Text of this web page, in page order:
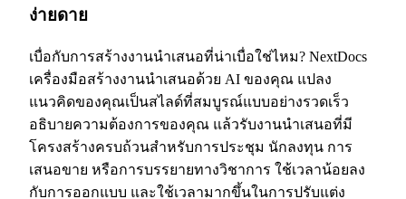
ง่ายดาย
เบื่อกับการสร้างงานนำเสนอที่น่าเบื่อใช่ไหม? NextDocs
เครื่องมือสร้างงานนำเสนอด้วย AI ของคุณ แปลง
แนวคิดของคุณเป็นสไลด์ที่สมบูรณ์แบบอย่างรวดเร็ว
อธิบายความต้องการของคุณ แล้วรับงานนำเสนอที่มี
โครงสร้างครบถ้วนสำหรับการประชุม นักลงทุน การ
เสนอขาย หรือการบรรยายทางวิชาการ ใช้เวลาน้อยลง
กับการออกแบบ และใช้เวลามากขึ้นในการปรับแต่ง